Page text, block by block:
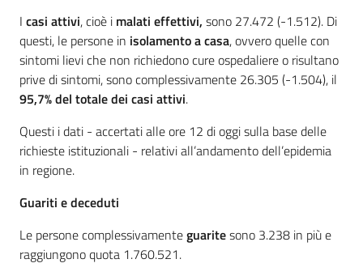
I casi attivi, cioè i malati effettivi, sono 27.472 (-1.512). Di
questi, le persone in isolamento a casa, ovvero quelle con
sintomi lievi che non richiedono cure ospedaliere o risultano
prive di sintomi, sono complessivamente 26.305 (-1.504), il
95,7% del totale dei casi attivi.
Questi i dati - accertati alle ore 12 di oggi sulla base delle
richieste istituzionali - relativi all’andamento dell’epidemia
in regione.
Guariti e deceduti
Le persone complessivamenteguaritesono 3.238 in più e
raggiungono quota 1.760.521.